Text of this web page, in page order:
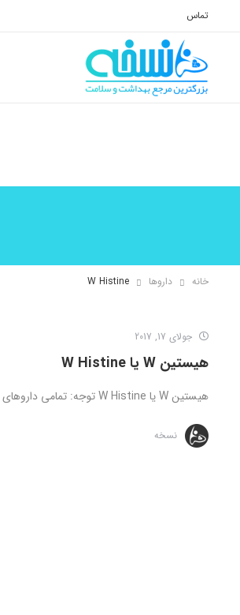
تماس
خانه داروها W Histine
جولای 17, 2017
هیستین W یا W Histine
هیستین W یا W Histine توجه: تمامی داروهای ارائه شده تنها تحت نظارت و دستور مستقیم پزشک قابل استفاده می باشد، مطالب ...
نسخه